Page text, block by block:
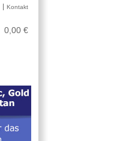
Kontakt
0,00 €